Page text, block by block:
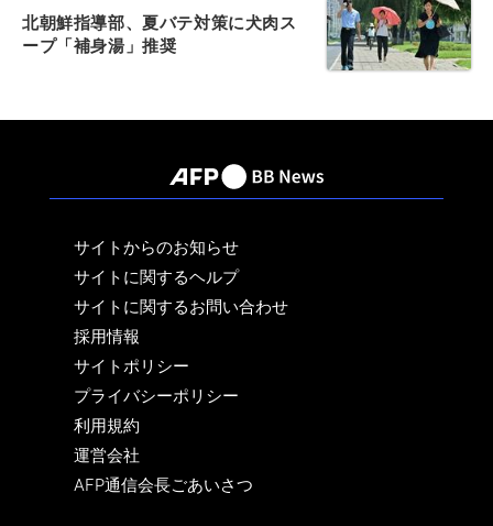
北朝鮮指導部、夏バテ対策に犬肉ス
ープ「補身湯」推奨
サイトからのお知らせ
サイトに関するヘルプ
サイトに関するお問い合わせ
採用情報
サイトポリシー
プライバシーポリシー
利用規約
運営会社
AFP通信会長ごあいさつ